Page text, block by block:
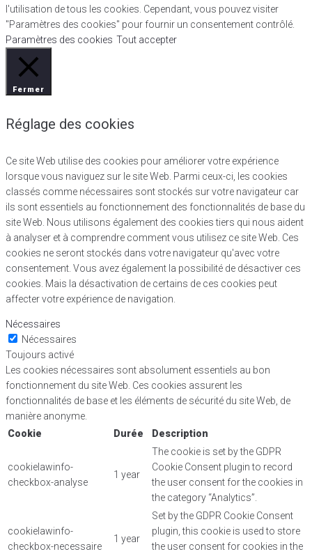
l'utilisation de tous les cookies. Cependant, vous pouvez visiter
"Paramètres des cookies" pour fournir un consentement contrôlé.
Paramètres des cookies Tout accepter
Fermer
Réglage des cookies
Ce site Web utilise des cookies pour améliorer votre expérience
lorsque vous naviguez sur le site Web. Parmi ceux-ci, les cookies
classés comme nécessaires sont stockés sur votre navigateur car
ils sont essentiels au fonctionnement des fonctionnalités de base du
site Web. Nous utilisons également des cookies tiers qui nous aident
à analyser et à comprendre comment vous utilisez ce site Web. Ces
cookies ne seront stockés dans votre navigateur qu'avec votre
consentement. Vous avez également la possibilité de désactiver ces
cookies. Mais la désactivation de certains de ces cookies peut
affecter votre expérience de navigation.
Nécessaires
Nécessaires
Toujours activé
Les cookies nécessaires sont absolument essentiels au bon
fonctionnement du site Web. Ces cookies assurent les
fonctionnalités de base et les éléments de sécurité du site Web, de
manière anonyme.
Cookie
Durée Description
cookielawinfo-
checkbox-analyse
1 year
The cookie is set by the GDPR
Cookie Consent plugin to record
the user consent for the cookies in
the category “Analytics”.
cookielawinfo-
checkbox-necessaire
1 year
Set by the GDPR Cookie Consent
plugin, this cookie is used to store
the user consent for cookies in the